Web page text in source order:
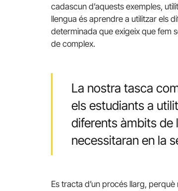
cadascun d’aquests exemples,
llengua és aprendre a utilitzar els
determinada que exigeix que fem
de complex.
La nostra tasca
els estudiants a
diferents àmbits de
necessitaran en la
Es tracta d’un procés llarg,